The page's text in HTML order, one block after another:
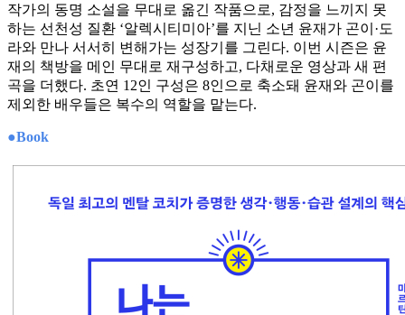
작가의 동명 소설을 무대로 옮긴 작품으로, 감정을 느끼지 못
하는 선천성 질환 ‘알렉시티미아’를 지닌 소년 윤재가 곤이·도
라와 만나 서서히 변해가는 성장기를 그린다. 이번 시즌은 윤
재의 책방을 메인 무대로 재구성하고, 다채로운 영상과 새 편
곡을 더했다. 초연 12인 구성은 8인으로 축소돼 윤재와 곤이를
제외한 배우들은 복수의 역할을 맡는다.
●Book